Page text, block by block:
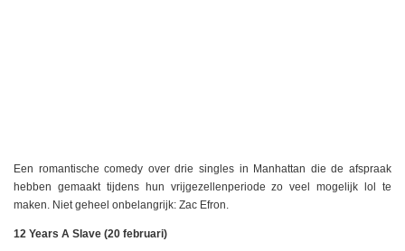
Een romantische comedy over drie singles in Manhattan die de afspraak
hebben gemaakt tijdens hun vrijgezellenperiode zo veel mogelijk lol te
maken. Niet geheel onbelangrijk: Zac Efron.
12 Years A Slave (20 februari)